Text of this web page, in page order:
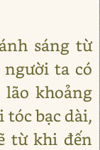
sáng từ
người ta có
khoảng
tóc bạc dài,
từ khi đến